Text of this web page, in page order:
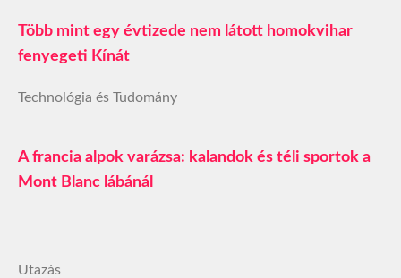
Több mint egy évtizede nem látott homokvihar
fenyegeti Kínát
Technológia és Tudomány
A francia alpok varázsa: kalandok és téli sportok a
Mont Blanc lábánál
Utazás